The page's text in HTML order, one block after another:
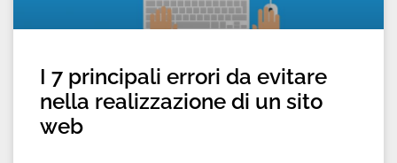
I 7 principali errori da evitare
nella realizzazione di un sito
web